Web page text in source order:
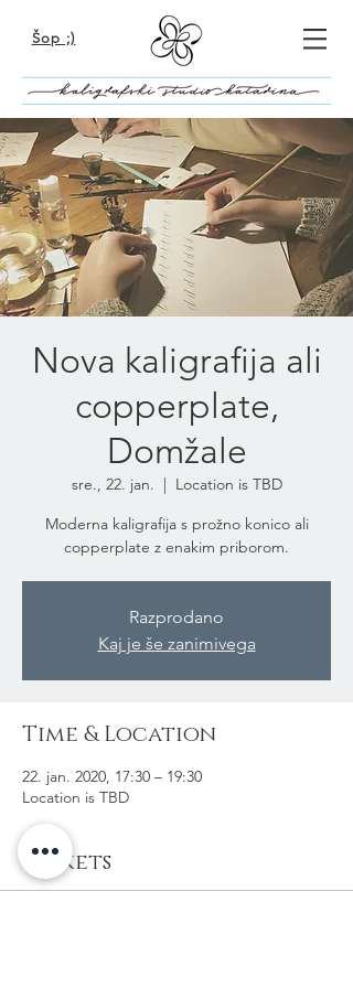
Šop ;)
Nova kaligrafija ali
copperplate,
Domžale
sre., 22. jan.
  |
Location is TBD
Moderna kaligrafija s prožno konico ali
copperplate z enakim priborom.
Razprodano
Kaj je še zanimivega
Time & Location
22. jan. 2020, 17:30 – 19:30
Location is TBD
Tickets